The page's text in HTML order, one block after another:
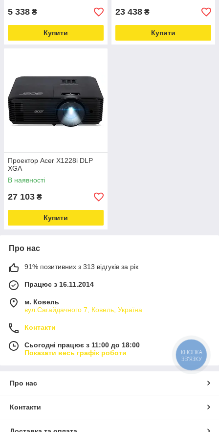
5 338 ₴
Купити
23 438 ₴
Купити
Проектор Acer X1228i DLP
XGA
В наявності
27 103 ₴
Купити
Про нас
91% позитивних з 313 відгуків за рік
Працює з 16.11.2014
м. Ковель
вул.Сагайдачного 7, Ковель, Україна
Контакти
Сьогодні працює з 11:00 до 18:00
Показати весь графік роботи
Про нас
Контакти
КНОПКА
ЗВ'ЯЗКУ